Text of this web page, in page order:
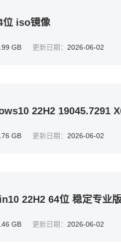
位 iso镜像
GB 更新日期： 2026-06-02
22H2 19045.7291
GB 更新日期： 2026-06-02
22H2 64位 稳定专业
GB 更新日期： 2026-06-02